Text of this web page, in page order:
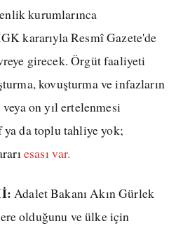
kurumlarınca
kararıyla Resmî Gazete'de
girecek. Örgüt faaliyeti
kovuşturma ve infazların
veya on yıl ertelenmesi
da toplu tahliye yok;
esası var.
Adalet Bakanı Akın Gürlek
olduğunu ve ülke için